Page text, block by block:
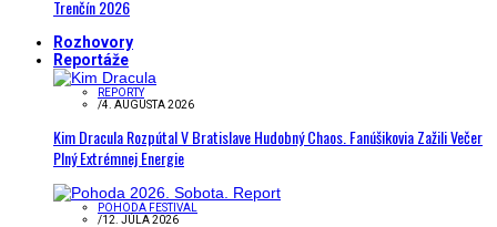
Trenčín 2026
Rozhovory
Reportáže
REPORTY
/4. AUGUSTA 2026
Kim Dracula Rozpútal V Bratislave Hudobný Chaos. Fanúšikovia Zažili Večer
Plný Extrémnej Energie
POHODA FESTIVAL
/12. JÚLA 2026